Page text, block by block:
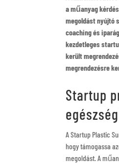
a műanyag
megoldást nyújtó
coaching és
kezdetleges
került
megrendezésre
Startup
A Startup Plastic
hogy támogassa
megoldást. A